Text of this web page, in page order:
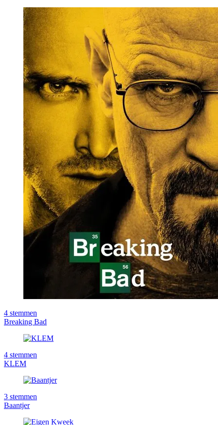
4 stemmen
Breaking Bad
4 stemmen
KLEM
3 stemmen
Baantjer